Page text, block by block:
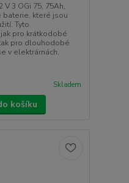
3 OGi 75, 75Ah,
baterie, které jsou
Tyto
pro krátkodobé
pro dlouhodobé
v elektrárnách,
Skladem
košíku